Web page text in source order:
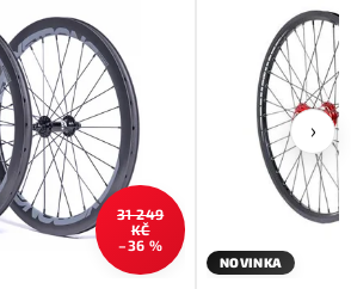
31 249
KČ
–36 %
NOVINKA
›